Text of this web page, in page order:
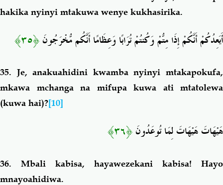
hakika nyinyi mtakuwa wenye kukhasirika.
أَيَعِدُكُمْ أَنَّكُمْ إِذَا مِتُّمْ وَكُنتُمْ تُرَابًا وَعِظَامًا أَنَّكُم مُّخْرَجُونَ﴿٣٥﴾
35. Je, anakuahidini kwamba nyinyi mtakapokufa,
mkawa mchanga na mifupa kuwa ati mtatolewa
(kuwa hai)?[10]
هَيْهَاتَ هَيْهَاتَ لِمَا تُوعَدُونَ﴿٣٦﴾
36. Mbali kabisa, hayawezekani kabisa! Hayo
mnayoahidiwa.